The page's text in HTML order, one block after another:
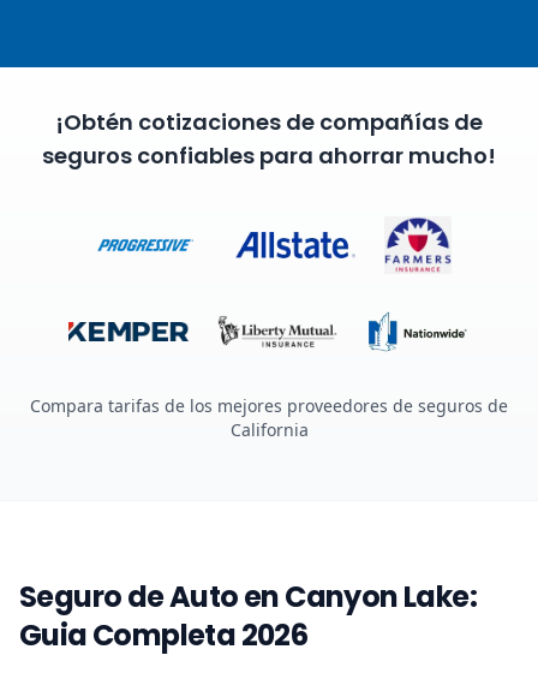
¡Obtén cotizaciones de compañías de
seguros confiables para ahorrar mucho!
Compara tarifas de los mejores proveedores de seguros de
California
Seguro de Auto en Canyon Lake:
Guia Completa 2026